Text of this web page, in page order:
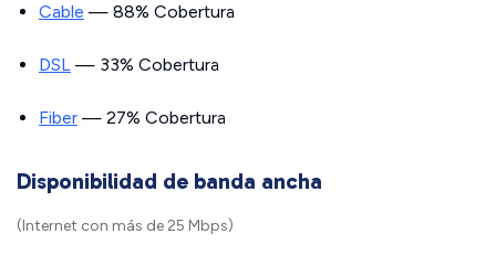
Cable — 88% Cobertura
DSL — 33% Cobertura
Fiber — 27% Cobertura
Disponibilidad de banda ancha
(Internet con más de 25 Mbps)